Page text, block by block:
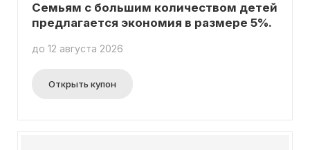
Семьям с большим количеством детей
предлагается экономия в размере 5%.
до 12 августа 2026
Открыть купон